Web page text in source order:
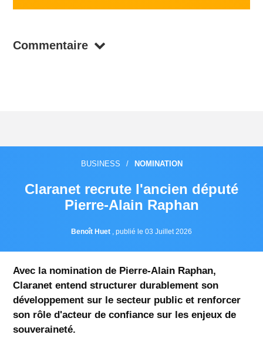
Commentaire
BUSINESS / NOMINATION
Claranet recrute l'ancien député
Pierre-Alain Raphan
Benoît Huet , publié le 03 Juillet 2026
Avec la nomination de Pierre-Alain Raphan,
Claranet entend structurer durablement son
développement sur le secteur public et renforcer
son rôle d'acteur de confiance sur les enjeux de
souveraineté.